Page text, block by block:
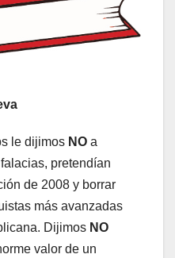
le dijimos NO a
pretendían
de 2008 y borrar
más avanzadas
Dijimos NO
valor de un